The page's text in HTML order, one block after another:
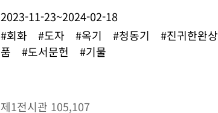
2023-11-23~2024-02-18
#회화 #도자 #옥기 #청동기 #진귀한완상
품 #도서문헌 #기물
제1전시관 105,107